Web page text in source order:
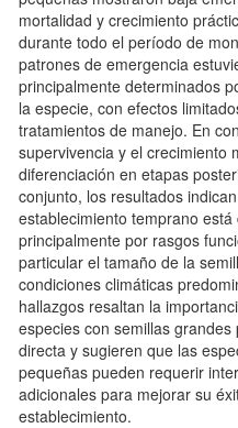
mortalidad y crecimiento
durante todo el período de
patrones de emergencia
principalmente determinados
la especie, con efectos
tratamientos de manejo. En
supervivencia y el crecimiento
diferenciación en etapas
conjunto, los resultados
establecimiento temprano
principalmente por rasgos
particular el tamaño de la
condiciones climáticas
hallazgos resaltan la
especies con semillas
directa y sugieren que las
pequeñas pueden requerir
adicionales para mejorar su
establecimiento.